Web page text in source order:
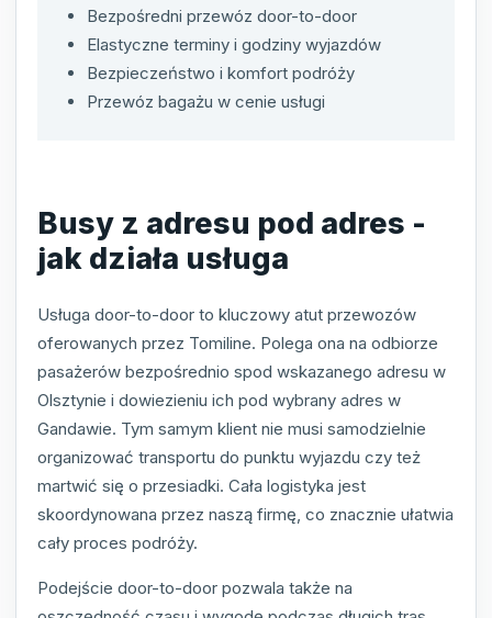
Bezpośredni przewóz door-to-door
Elastyczne terminy i godziny wyjazdów
Bezpieczeństwo i komfort podróży
Przewóz bagażu w cenie usługi
Busy z adresu pod adres -
jak działa usługa
Usługa door-to-door to kluczowy atut przewozów
oferowanych przez Tomiline. Polega ona na odbiorze
pasażerów bezpośrednio spod wskazanego adresu w
Olsztynie i dowiezieniu ich pod wybrany adres w
Gandawie. Tym samym klient nie musi samodzielnie
organizować transportu do punktu wyjazdu czy też
martwić się o przesiadki. Cała logistyka jest
skoordynowana przez naszą firmę, co znacznie ułatwia
cały proces podróży.
Podejście door-to-door pozwala także na